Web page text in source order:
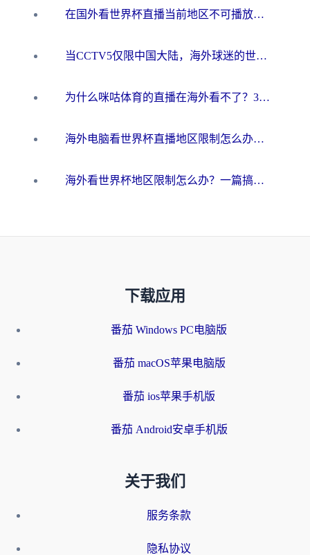
在国外看世界杯直播当前地区不可播放？海外党必看的回国加速全攻略
当CCTV5仅限中国大陆，海外球迷的世界杯狂欢如何继续？
为什么咪咕体育的直播在海外看不了？3步解决海外看世界杯+抖音地区限制难题
海外电脑看世界杯直播地区限制怎么办？你需要一个聪明的加速器
海外看世界杯地区限制怎么办？一篇搞定咪咕视频播放+国内资源无缝访问指南
下载应用
番茄 Windows PC电脑版
番茄 macOS苹果电脑版
番茄 ios苹果手机版
番茄 Android安卓手机版
关于我们
服务条款
隐私协议